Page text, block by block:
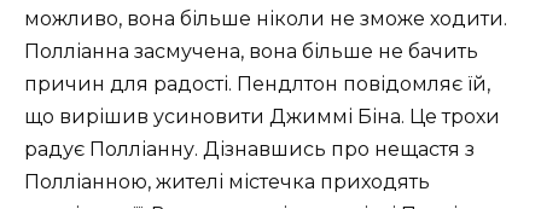
можливо, вона більше ніколи не зможе ходити.
Полліанна засмучена, вона більше не бачить
причин для радості. Пендлтон повідомляє їй,
що вирішив усиновити Джиммі Біна. Це трохи
радує Полліанну. Дізнавшись про нещастя з
Полліанною, жителі містечка приходять